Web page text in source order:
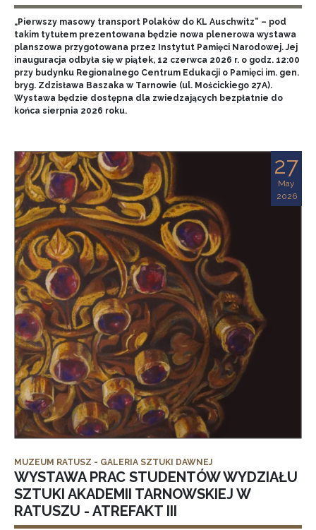
„Pierwszy masowy transport Polaków do KL Auschwitz” – pod
takim tytułem prezentowana będzie nowa plenerowa wystawa
planszowa przygotowana przez Instytut Pamięci Narodowej. Jej
inauguracja odbyła się w piątek, 12 czerwca 2026 r. o godz. 12:00
przy budynku Regionalnego Centrum Edukacji o Pamięci im. gen.
bryg. Zdzisława Baszaka w Tarnowie (ul. Mościckiego 27A).
Wystawa będzie dostępna dla zwiedzających bezpłatnie do
końca sierpnia 2026 roku.
27
May
2026
MUZEUM RATUSZ - GALERIA SZTUKI DAWNEJ
WYSTAWA PRAC STUDENTÓW WYDZIAŁU
SZTUKI AKADEMII TARNOWSKIEJ W
RATUSZU - ATREFAKT III